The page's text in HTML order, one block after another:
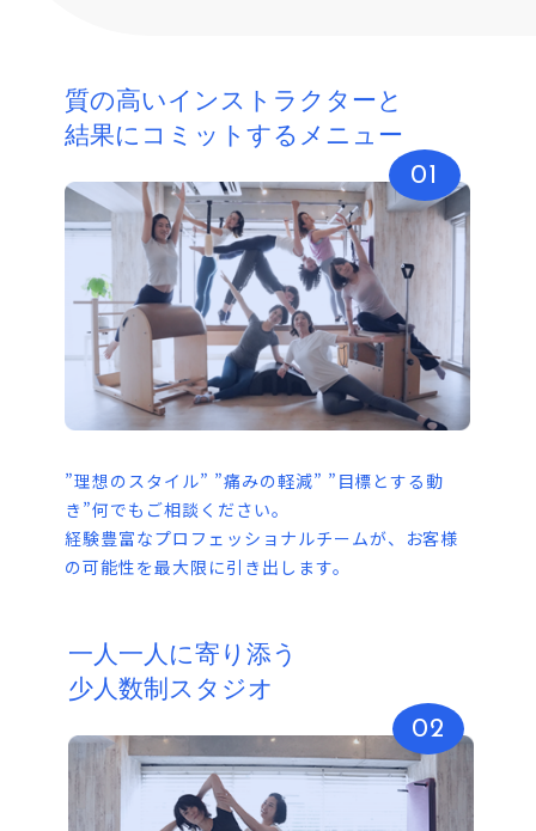
質の高いインストラクターと
結果にコミットするメニュー
”理想のスタイル” ”痛みの軽減” ”目標とする動
き”何でもご相談ください。
経験豊富なプロフェッショナルチームが、お客様
の可能性を最大限に引き出します。
一人一人に寄り添う
少人数制スタジオ